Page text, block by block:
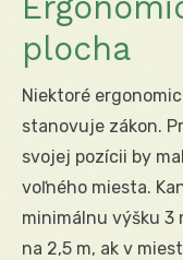
plocha
Niektoré
stanovuje zákon.
svojej pozícii by
voľného miesta.
minimálnu výšku 3
na 2,5 m, ak v